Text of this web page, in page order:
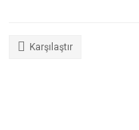
Karşılaştır